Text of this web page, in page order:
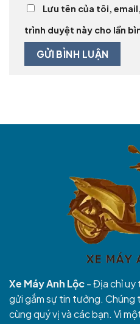
Lưu tên của tôi,
trình duyệt này cho lần
Xe Máy Anh Lộc- Địa chỉ uy
gửi gắm sự tin tưởng. Chúng
cùng quý vị và các bạn. Vì